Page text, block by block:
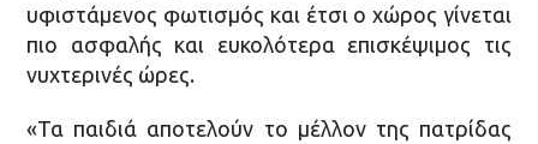
υφιστάμενος φωτισμός και έτσι ο χώρος γίνεται
πιο ασφαλής και ευκολότερα επισκέψιμος τις
νυχτερινές ώρες.
«Τα παιδιά αποτελούν το μέλλον της πατρίδας